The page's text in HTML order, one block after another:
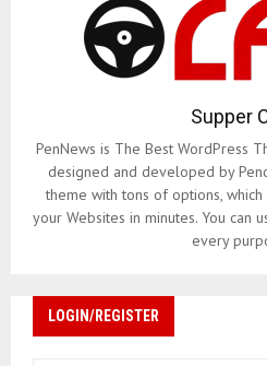
Supper
PenNews is The Best WordPress
designed and developed by
theme with tons of options,
your Websites in minutes. You can
every
LOGIN/REGISTER